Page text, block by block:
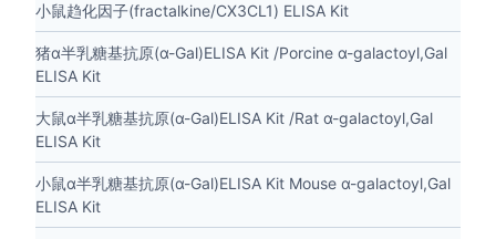
小鼠趋化因子(fractalkine/CX3CL1) ELISA Kit
猪α半乳糖基抗原(α-Gal)ELISA Kit /Porcine α-galactoyl,Gal
ELISA Kit
大鼠α半乳糖基抗原(α-Gal)ELISA Kit /Rat α-galactoyl,Gal
ELISA Kit
小鼠α半乳糖基抗原(α-Gal)ELISA Kit Mouse α-galactoyl,Gal
ELISA Kit